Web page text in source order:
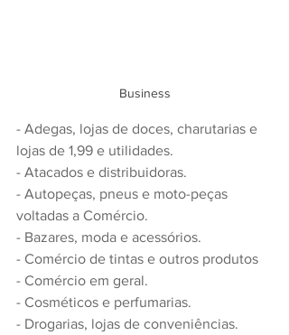
Business
- Adegas, lojas de doces, charutarias e
lojas de 1,99 e utilidades.
- Atacados e distribuidoras.
- Autopeças, pneus e moto-peças
voltadas a Comércio.
- Bazares, moda e acessórios.
- Comércio de tintas e outros produtos
- Comércio em geral.
- Cosméticos e perfumarias.
- Drogarias, lojas de conveniências.